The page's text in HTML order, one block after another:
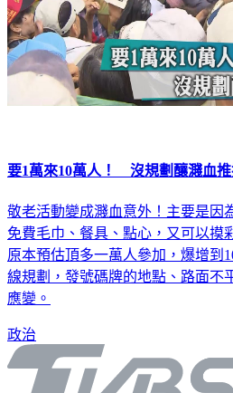
要1萬來10萬人！ 沒規劃釀濺血
敬老活動變成濺血意外！主要是因
免費毛巾、餐具、點心，又可以摸
原本預估頂多一萬人參加，爆增到
線規劃，發號碼牌的地點、路面不
應變。
政治